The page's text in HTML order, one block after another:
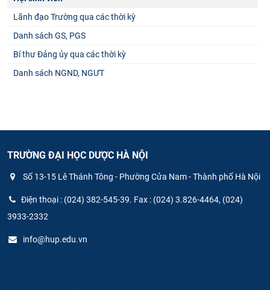
Lãnh đạo Trường qua các thời kỳ
Danh sách GS, PGS
Bí thư Đảng ủy qua các thời kỳ
Danh sách NGND, NGƯT
TRƯỜNG ĐẠI HỌC DƯỢC HÀ NỘI
Số 13-15 Lê Thánh Tông - Phường Cửa Nam - Thành phố Hà Nội
Điện thoại : (024) 382-545-39. Fax : (024) 3.826-4464, (024)
3933-2332
info@hup.edu.vn